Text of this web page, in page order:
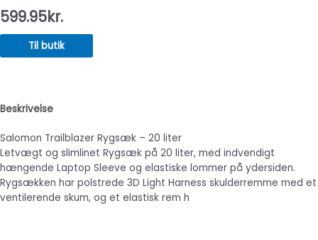
599.95kr.
Til butik
Beskrivelse
Salomon Trailblazer Rygsæk – 20 liter
Letvægt og slimlinet Rygsæk på 20 liter, med indvendigt
hængende Laptop Sleeve og elastiske lommer på ydersiden.
Rygsækken har polstrede 3D Light Harness skulderremme med et
ventilerende skum, og et elastisk rem h